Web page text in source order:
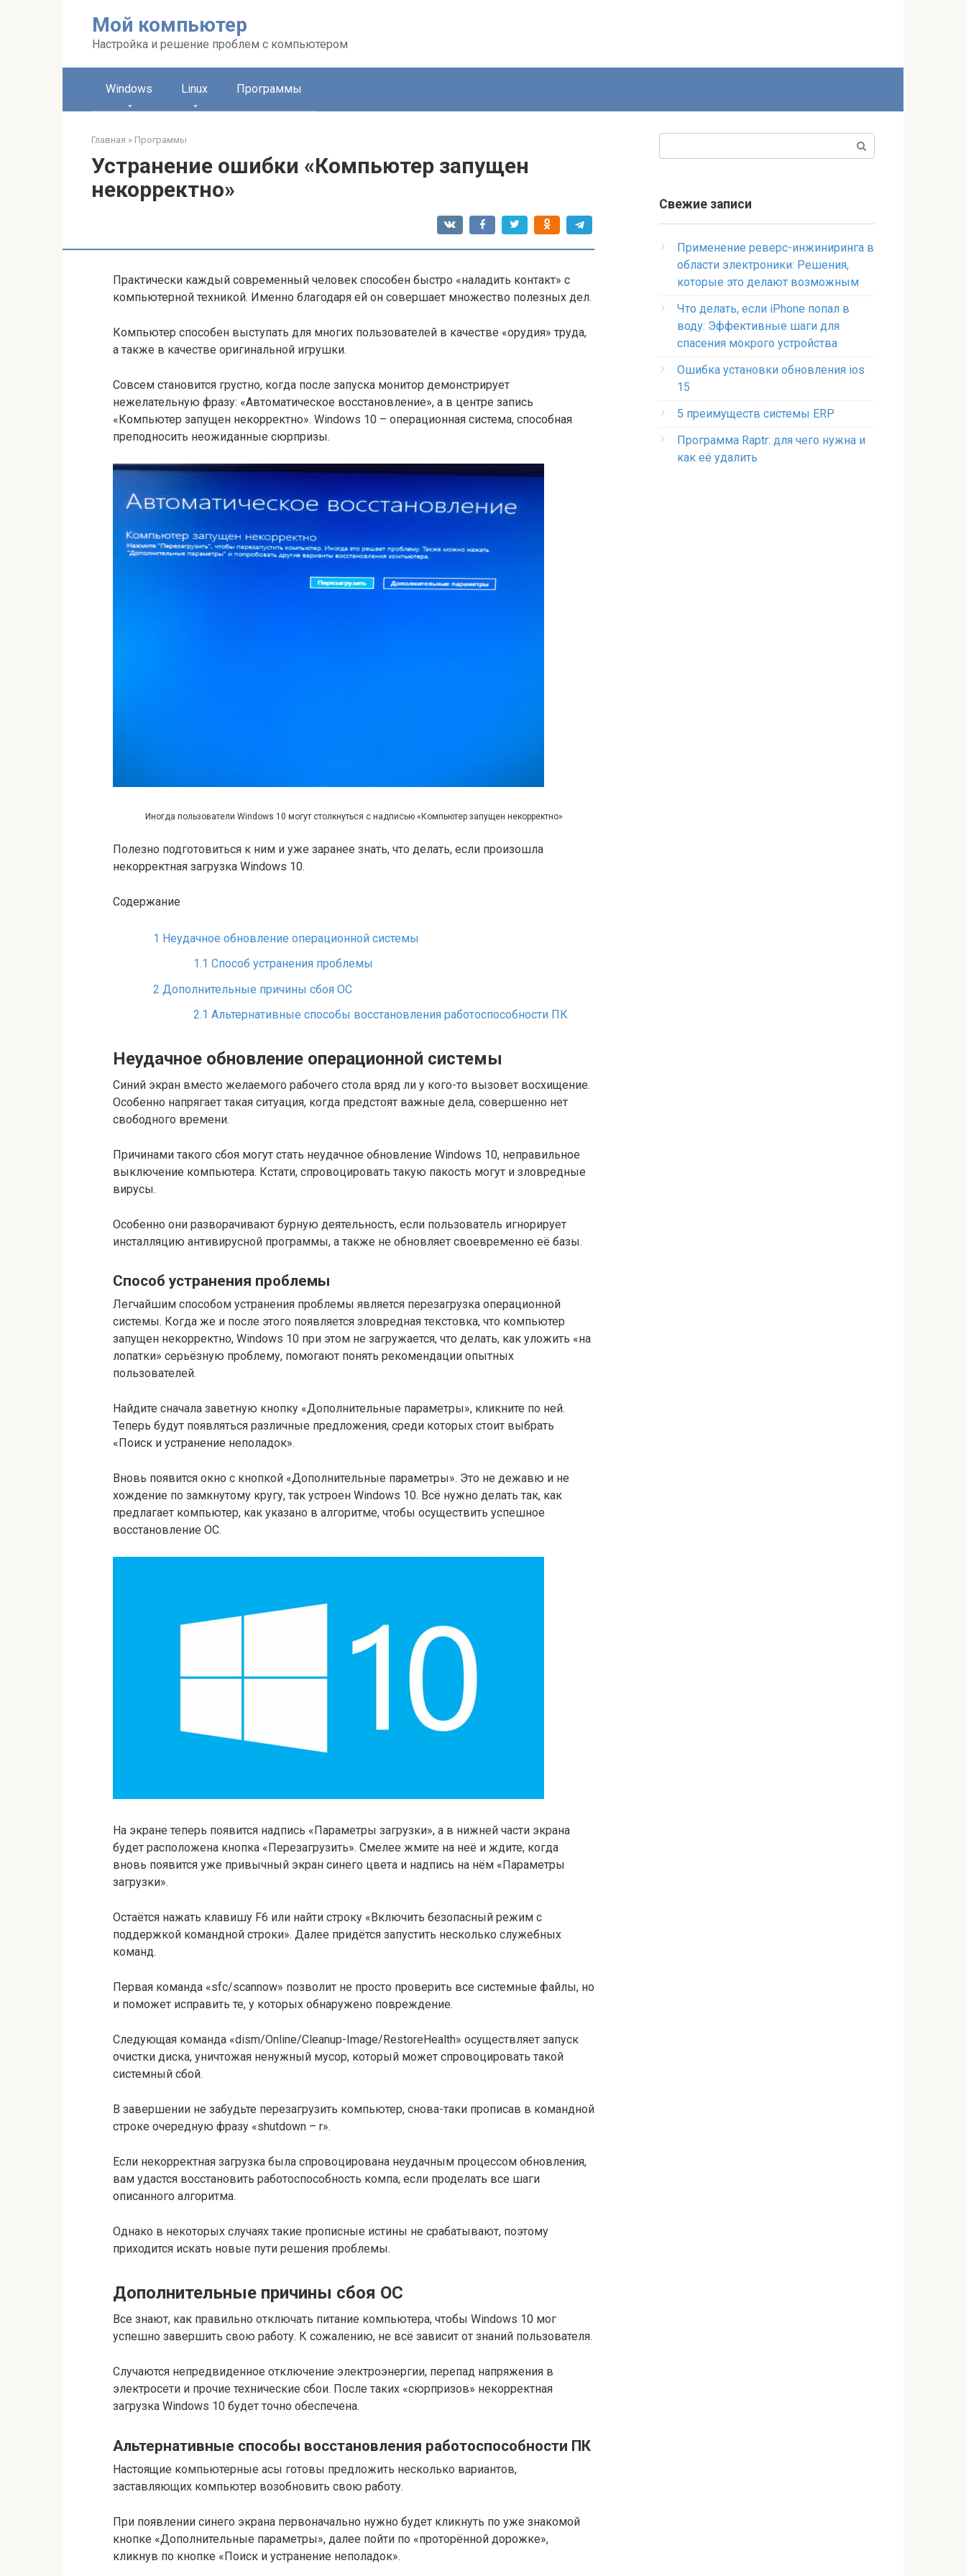
Мой компьютер
Настройка и решение проблем с компьютером
Windows Linux Программы
Главная » Программы
Устранение ошибки «Компьютер запущен
некорректно»
Практически каждый современный человек способен быстро «наладить контакт» с
компьютерной техникой. Именно благодаря ей он совершает множество полезных дел.
Компьютер способен выступать для многих пользователей в качестве «орудия» труда,
а также в качестве оригинальной игрушки.
Совсем становится грустно, когда после запуска монитор демонстрирует
нежелательную фразу: «Автоматическое восстановление», а в центре запись
«Компьютер запущен некорректно». Windows 10 – операционная система, способная
преподносить неожиданные сюрпризы.
Иногда пользователи Windows 10 могут столкнуться с надписью «Компьютер запущен некорректно»
Полезно подготовиться к ним и уже заранее знать, что делать, если произошла
некорректная загрузка Windows 10.
Содержание
1 Неудачное обновление операционной системы
1.1 Способ устранения проблемы
2 Дополнительные причины сбоя ОС
2.1 Альтернативные способы восстановления работоспособности ПК
Неудачное обновление операционной системы
Синий экран вместо желаемого рабочего стола вряд ли у кого-то вызовет восхищение.
Особенно напрягает такая ситуация, когда предстоят важные дела, совершенно нет
свободного времени.
Причинами такого сбоя могут стать неудачное обновление Windows 10, неправильное
выключение компьютера. Кстати, спровоцировать такую пакость могут и зловредные
вирусы.
Особенно они разворачивают бурную деятельность, если пользователь игнорирует
инсталляцию антивирусной программы, а также не обновляет своевременно её базы.
Способ устранения проблемы
Легчайшим способом устранения проблемы является перезагрузка операционной
системы. Когда же и после этого появляется зловредная текстовка, что компьютер
запущен некорректно, Windows 10 при этом не загружается, что делать, как уложить «на
лопатки» серьёзную проблему, помогают понять рекомендации опытных
пользователей.
Найдите сначала заветную кнопку «Дополнительные параметры», кликните по ней.
Теперь будут появляться различные предложения, среди которых стоит выбрать
«Поиск и устранение неполадок».
Вновь появится окно с кнопкой «Дополнительные параметры». Это не дежавю и не
хождение по замкнутому кругу, так устроен Windows 10. Всё нужно делать так, как
предлагает компьютер, как указано в алгоритме, чтобы осуществить успешное
восстановление ОС.
На экране теперь появится надпись «Параметры загрузки», а в нижней части экрана
будет расположена кнопка «Перезагрузить». Смелее жмите на неё и ждите, когда
вновь появится уже привычный экран синего цвета и надпись на нём «Параметры
загрузки».
Остаётся нажать клавишу F6 или найти строку «Включить безопасный режим с
поддержкой командной строки». Далее придётся запустить несколько служебных
команд.
Первая команда «sfc/scannow» позволит не просто проверить все системные файлы, но
и поможет исправить те, у которых обнаружено повреждение.
Следующая команда «dism/Online/Cleanup-Image/RestoreHealth» осуществляет запуск
очистки диска, уничтожая ненужный мусор, который может спровоцировать такой
системный сбой.
В завершении не забудьте перезагрузить компьютер, снова-таки прописав в командной
строке очередную фразу «shutdown – r».
Если некорректная загрузка была спровоцирована неудачным процессом обновления,
вам удастся восстановить работоспособность компа, если проделать все шаги
описанного алгоритма.
Однако в некоторых случаях такие прописные истины не срабатывают, поэтому
приходится искать новые пути решения проблемы.
Дополнительные причины сбоя ОС
Все знают, как правильно отключать питание компьютера, чтобы Windows 10 мог
успешно завершить свою работу. К сожалению, не всё зависит от знаний пользователя.
Случаются непредвиденное отключение электроэнергии, перепад напряжения в
электросети и прочие технические сбои. После таких «сюрпризов» некорректная
загрузка Windows 10 будет точно обеспечена.
Альтернативные способы восстановления работоспособности ПК
Настоящие компьютерные асы готовы предложить несколько вариантов,
заставляющих компьютер возобновить свою работу.
При появлении синего экрана первоначально нужно будет кликнуть по уже знакомой
кнопке «Дополнительные параметры», далее пойти по «проторённой дорожке»,
кликнув по кнопке «Поиск и устранение неполадок».
Свежие записи
Применение реверс-инжиниринга в
области электроники: Решения,
которые это делают возможным
Что делать, если iPhone попал в
воду: Эффективные шаги для
спасения мокрого устройства
Ошибка установки обновления ios
15
5 преимуществ системы ERP
Программа Raptr: для чего нужна и
как её удалить